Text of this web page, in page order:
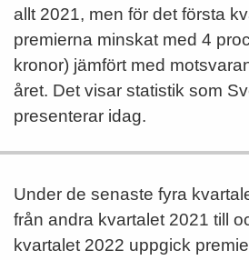
allt 2021, men för det första
premierna minskat med 4
kronor) jämfört med
året. Det visar statistik som
presenterar idag.
Under de senaste fyra
från andra kvartalet 2021 till
kvartalet 2022 uppgick